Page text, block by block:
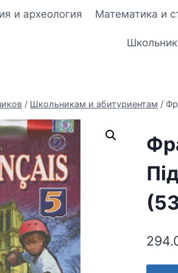
и археология Математика и
/ Школьникам и абитуриентам /